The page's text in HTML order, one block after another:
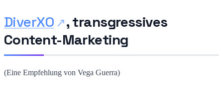
DiverXO
, transgressives
Content-Marketing
(Eine Empfehlung von Vega Guerra)